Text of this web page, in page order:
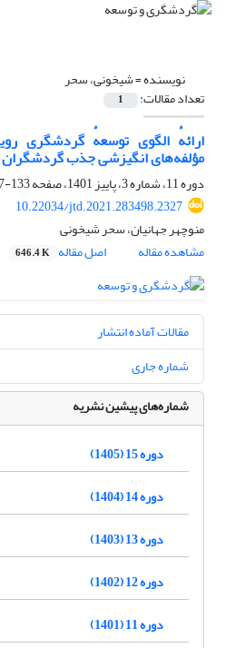
نویسنده =شیخونی، سحر
تعداد مقالات: 1
ارائهٔ الگوی توسعهٔ گردشگری
مؤلفه‌‏های انگیزشی جذب
دوره 11، شماره 3، پاییز 1401، صفحه
133-147
10.22034/jtd.2021.283498.2327
منوچهر جهانیان، سحر شیخونی
مشاهده مقاله
اصل مقاله 646.4 K
مقالات آماده انتشار
شماره جاری
شماره‌های پیشین نشریه
دوره 15 (1405)
دوره 14 (1404)
دوره 13 (1403)
دوره 12 (1402)
دوره 11 (1401)